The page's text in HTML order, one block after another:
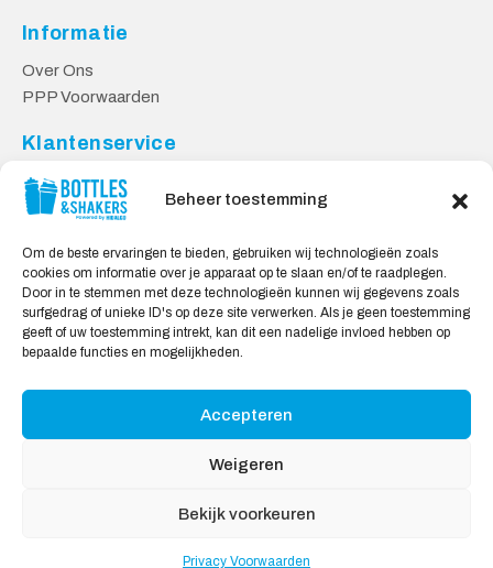
Beheer toestemming
Om de beste ervaringen te bieden, gebruiken wij technologieën zoals
cookies om informatie over je apparaat op te slaan en/of te raadplegen.
Door in te stemmen met deze technologieën kunnen wij gegevens zoals
surfgedrag of unieke ID's op deze site verwerken. Als je geen toestemming
geeft of uw toestemming intrekt, kan dit een nadelige invloed hebben op
bepaalde functies en mogelijkheden.
Accepteren
Weigeren
Bekijk voorkeuren
Privacy Voorwaarden
Informatie
Over Ons
PPP Voorwaarden
Klantenservice
Contact
Levering & Retourneren
Veilig Shoppen
My account
Winkelwagen